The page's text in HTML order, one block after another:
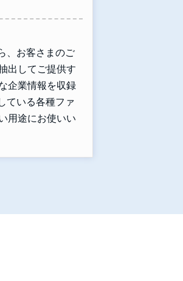
、お客さまのご
出してご提供す
企業情報を収録
ている各種ファ
用途にお使いい